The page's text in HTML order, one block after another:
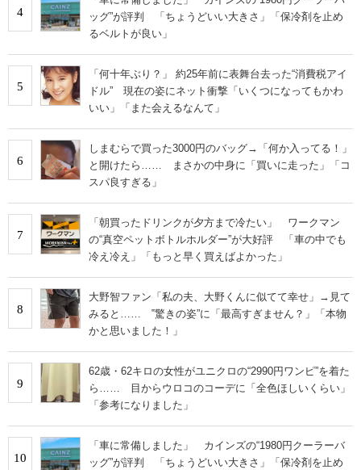
4
ッグ”が評判 「ちょうどいい大きさ」「保冷剤を止め
るベルトが良い」
5
「何十年ぶり？」 約25年前に表舞台去った“消費税アイ
ドル” 現在の姿にネット衝撃「いくつになってもかわ
いい」「また会えるなんて」
6
しまむらで買った3000円のバッグ→「何か入ってる！」
と開けたら…… まさかの中身に「買いに走った」「コ
スパ良すぎる」
7
「朝買ったドリンクが夕方まで冷たい」 ワークマン
の“真空ペットボトルホルダー”が大好評 「車の中でも
冷え冷え」「もっと早く買えばよかった」
8
大野智ファン「私の夫、大野くんに似てて幸せ」→見て
みると…… ‟驚きの姿”に「最高すぎません？」「本物
かと思いました！」
9
62歳・62キロの女性がユニクロの“2990円ワンピ”を着た
ら…… 目からウロコのコーデに「全色ほしいくらい」
「参考になりました」
10
「車に常備しました」 カインズの“1980円クーラーバ
ッグ”が評判 「ちょうどいい大きさ」「保冷剤を止め